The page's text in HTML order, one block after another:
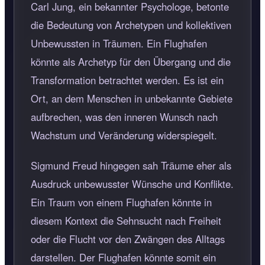
Carl Jung, ein bekannter Psychologe, betonte
die Bedeutung von Archetypen und kollektiven
Unbewussten in Träumen. Ein Flughafen
könnte als Archetyp für den Übergang und die
Transformation betrachtet werden. Es ist ein
Ort, an dem Menschen in unbekannte Gebiete
aufbrechen, was den inneren Wunsch nach
Wachstum und Veränderung widerspiegelt.
Sigmund Freud hingegen sah Träume eher als
Ausdruck unbewusster Wünsche und Konflikte.
Ein Traum von einem Flughafen könnte in
diesem Kontext die Sehnsucht nach Freiheit
oder die Flucht vor den Zwängen des Alltags
darstellen. Der Flughafen könnte somit ein